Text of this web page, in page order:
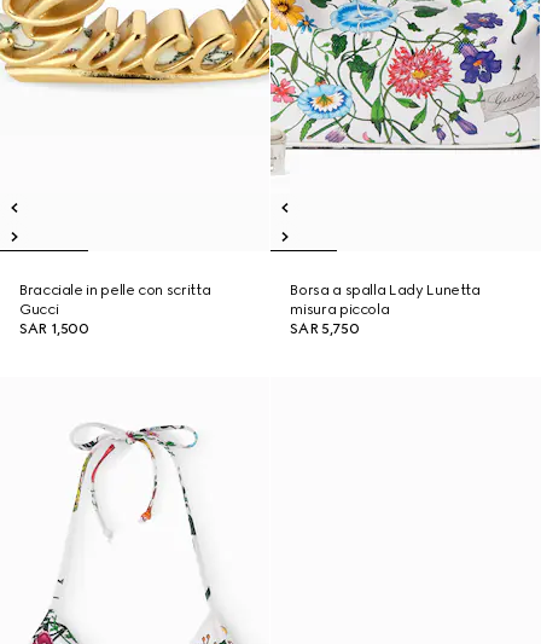
Bracciale in pelle con scritta
Gucci
SAR 1,500
Borsa a spalla Lady Lunetta
misura piccola
SAR 5,750